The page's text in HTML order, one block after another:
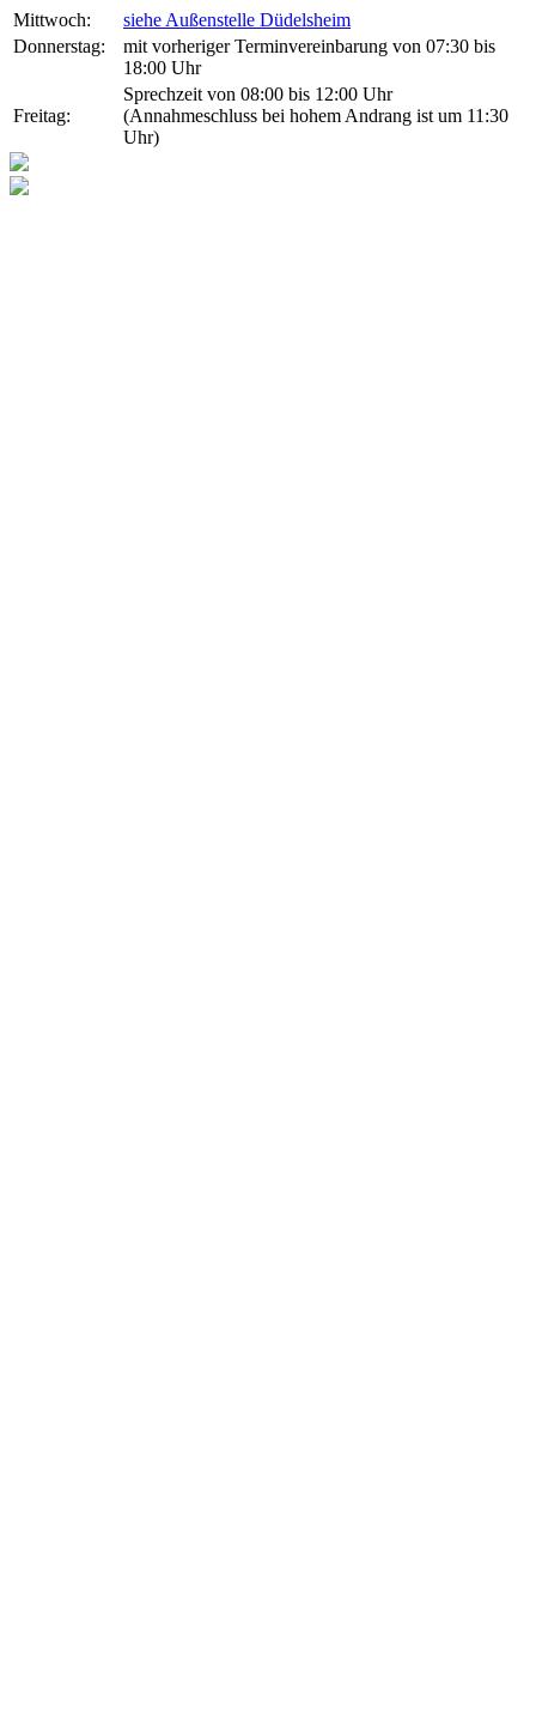
Mittwoch:
siehe Außenstelle Düdelsheim
Donnerstag:
mit vorheriger Terminvereinbarung von 07:30 bis
18:00 Uhr
Freitag:
Sprechzeit von 08:00 bis 12:00 Uhr
(Annahmeschluss bei hohem Andrang ist um 11:30
Uhr)